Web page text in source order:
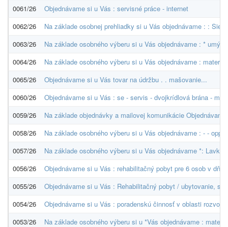
0061/26
Objednávame si u Vás : servisné práce - internet
0062/26
Na základe osobnej prehliadky si u Vás objednávame : :
0063/26
Na základe osobného výberu si u Vás objednávame : *
0064/26
Na základe osobného výberu si u Vás objednávame :
0065/26
Objednávame si u Vás tovar na údržbu . . mašovanie...
0060/26
Objednávame si u Vás : se - servis - dvojkrídlová brána -
0059/26
Na základe objednávky a mailovej komunikácie
0058/26
Na základe osobného výberu si u Vás objednávame : - -
0057/26
Na základe osobného výberu si u Vás objednávame *:
0056/26
Objednávame si u Vás : rehabilitačný pobyt pre 6 osob v
0055/26
Objednávame si u Vás : Rehabilitačný pobyt / ubytovanie,
0054/26
Objednávame si u Vás : poradenskú činnosť v oblasti
0053/26
Na základe osobného výberu si u *Vás objednávame :